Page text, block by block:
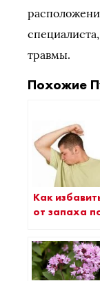
травмы.
Похожие
Как
от запаха